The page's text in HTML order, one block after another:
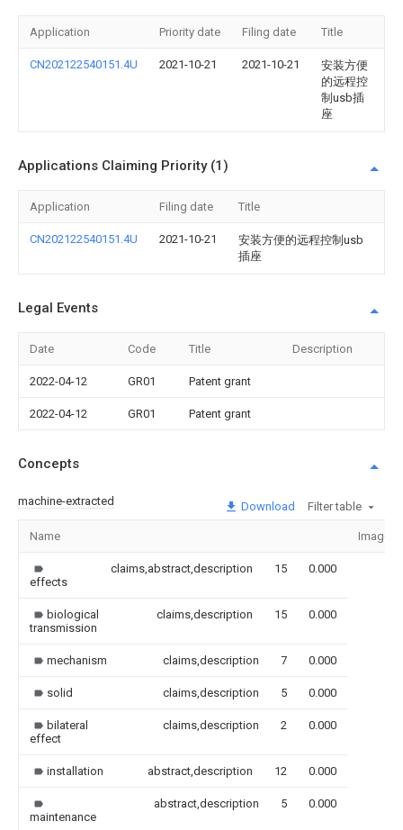
Application Priority date Filing date Title
CN202122540151.4U 2021-10-21 2021-10-21
安装方便
的远程控
制usb插
座
Applications Claiming Priority (1)
Application Filing date Title
CN202122540151.4U 2021-10-21
安装方便的远程控制usb
插座
Legal Events
Date Code Title Description
2022-04-12 GR01 Patent grant
2022-04-12 GR01 Patent grant
Concepts
machine-extracted Download Filter table
Name Image
effects
claims,abstract,description 15 0.000
biological
transmission
claims,description 15 0.000
mechanism claims,description 7 0.000
solid claims,description 5 0.000
bilateral
effect
claims,description 2 0.000
installation abstract,description 12 0.000
maintenance
abstract,description 5 0.000